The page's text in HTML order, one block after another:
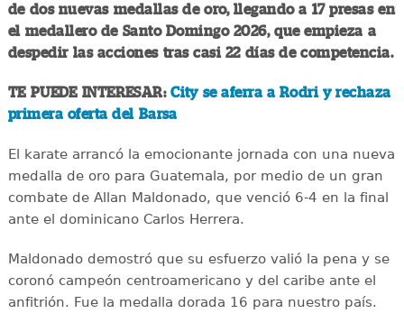
de dos nuevas medallas de oro, llegando a 17 presas en
el medallero de Santo Domingo 2026, que empieza a
despedir las acciones tras casi 22 días de competencia.
TE PUEDE INTERESAR:City se aferra a Rodri y rechaza
primera oferta del Barsa
El karate arrancó la emocionante jornada con una nueva
medalla de oro para Guatemala, por medio de un gran
combate de Allan Maldonado, que venció 6-4 en la final
ante el dominicano Carlos Herrera.
Maldonado demostró que su esfuerzo valió la pena y se
coronó campeón centroamericano y del caribe ante el
anfitrión. Fue la medalla dorada 16 para nuestro país.